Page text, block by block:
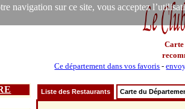
navigation sur ce site, vous acceptez
Carte
Ce département dans vos favoris -
Liste des Restaurants Carte du